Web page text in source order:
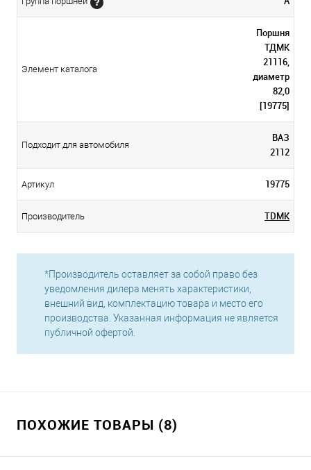
Элемент каталога
Поршня
ТДМК
21116,
диаметр
82,0
[19775]
Подходит для автомобиля
ВАЗ
2112
Артикул 19775
Производитель TDMK
*Производитель оставляет за собой право без
уведомления дилера менять характеристики,
внешний вид, комплектацию товара и место его
производства. Указанная информация не является
публичной офертой.
ПОХОЖИЕ ТОВАРЫ (8)